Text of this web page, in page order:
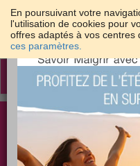
En poursuivant votre
l'utilisation de cookies pour
offres adaptés à vos centres
ces paramètres.
Toggle
Les meilleures